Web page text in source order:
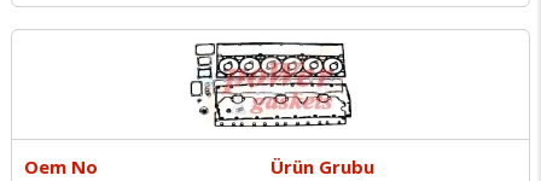
Oem No Ürün Grubu